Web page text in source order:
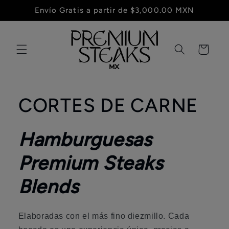
directamente
al contenido
Envío Gratis a partir de $3,000.00 MXN
Carrito
CORTES DE CARNE
Hamburguesas
Premium Steaks
Blends
Elaboradas con el más fino diezmillo. Cada